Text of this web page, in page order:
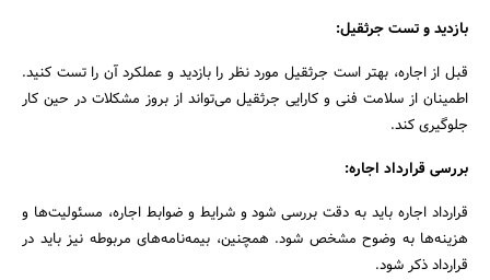
بازدید و تست جرثقیل:
قبل از اجاره، بهتر است جرثقیل مورد نظر را بازدید و عملکرد آن را تست کنید.
اطمینان از سلامت فنی و کارایی جرثقیل می‌تواند از بروز مشکلات در حین کار
جلوگیری کند.
بررسی قرارداد اجاره:
قرارداد اجاره باید به دقت بررسی شود و شرایط و ضوابط اجاره، مسئولیت‌ها و
هزینه‌ها به وضوح مشخص شود. همچنین، بیمه‌نامه‌های مربوطه نیز باید در
قرارداد ذکر شود.